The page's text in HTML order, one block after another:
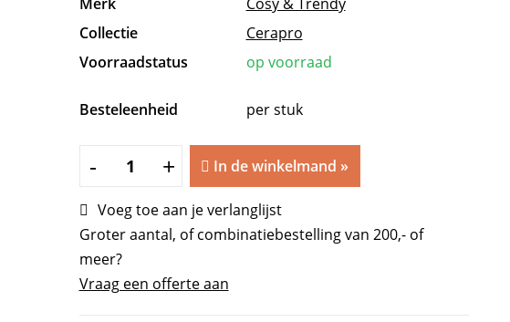
Collectie
Cerapro
Voorraadstatus
op voorraad
Besteleenheid per stuk
-
Cerapro
Clay
Ø
28
cm
+ In de winkelmand »
Voeg toe aan je verlanglijst
Groter aantal, of combinatiebestelling van 200,- of
meer?
Vraag een offerte aan